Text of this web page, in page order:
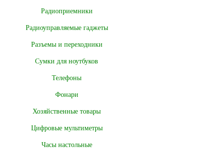
Радиоприемники
Радиоуправляемые гаджеты
Разъемы и переходники
Сумки для ноутбуков
Телефоны
Фонари
Хозяйственные товары
Цифровые мультиметры
Часы настольные